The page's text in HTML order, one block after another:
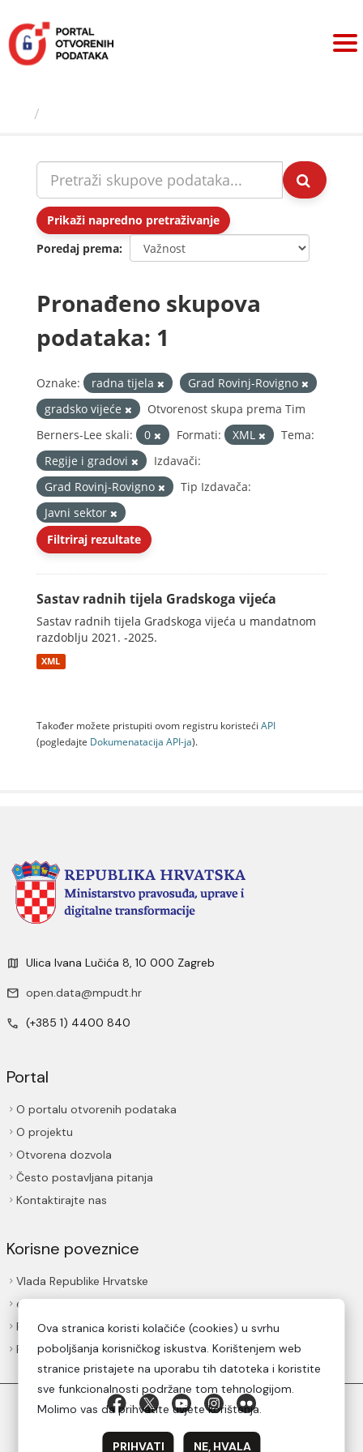
sadržaj
Prikaži napredno pretraživanje
Poredaj prema
Pronađeno skupova
podataka: 1
Oznake: radna tijela
Grad Rovinj-Rovigno
gradsko vijeće
Otvorenost skupa prema Tim
Berners-Lee skali:
0 Formati: XML
Tema:
Regije i gradovi
Izdavači:
Grad Rovinj-Rovigno
Tip Izdavača:
Javni sektor
Filtriraj rezultate
Sastav radnih tijela Gradskoga vijeća
Sastav radnih tijela Gradskoga vijeća u mandatnom
razdoblju 2021. -2025.
XML
Također možete pristupiti ovom registru koristeći API
(pogledajte Dokumenаtаcijа API-jа).